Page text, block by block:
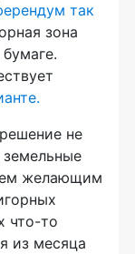
так
зона
не
желающим
что-то
из месяца